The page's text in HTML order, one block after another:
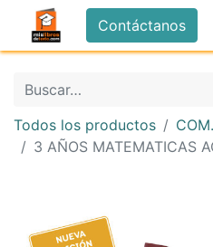
Contáctanos
Todos los productos
3 AÑOS MATEMATICAS